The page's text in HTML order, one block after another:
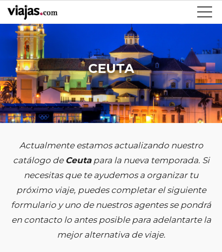
CEUTA
Actualmente estamos actualizando nuestro
catálogo de Ceutapara la nueva temporada. Si
necesitas que te ayudemos a organizar tu
próximo viaje, puedes completar el siguiente
formulario y uno de nuestros agentes se pondrá
en contacto lo antes posible para adelantarte la
mejor alternativa de viaje.